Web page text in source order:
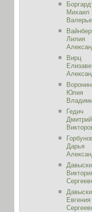
Михаил
Лилия
Вирц
Юлия
Гедич
Дмитрий
Дарья
Евгения